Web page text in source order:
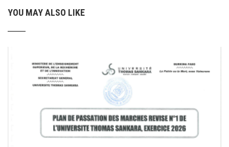
YOU MAY ALSO LIKE